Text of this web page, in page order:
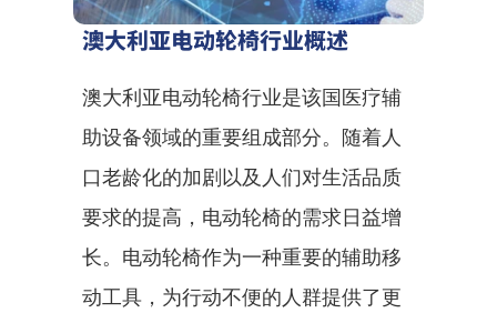
澳大利亚电动轮椅行业概述
澳大利亚电动轮椅行业是该国医疗辅
助设备领域的重要组成部分。随着人
口老龄化的加剧以及人们对生活品质
要求的提高，电动轮椅的需求日益增
长。电动轮椅作为一种重要的辅助移
动工具，为行动不便的人群提供了更